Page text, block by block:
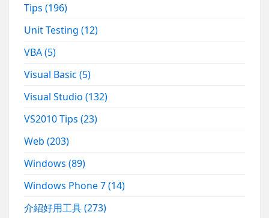
Tips(196)
Unit Testing(12)
VBA(5)
Visual Basic(5)
Visual Studio(132)
VS2010 Tips(23)
Web(203)
Windows(89)
Windows Phone 7(14)
介紹好用工具(273)